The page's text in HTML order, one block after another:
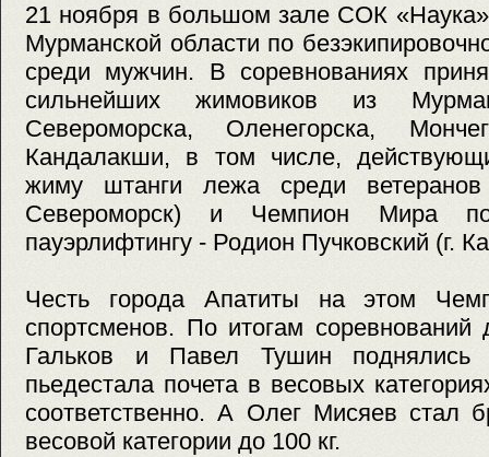
21 ноября в большом зале СОК
Мурманской области по
среди мужчин. В соревнованиях
сильнейших жимовиков из
Североморска, Оленегорска,
Кандалакши, в том числе,
жиму штанги лежа среди
Североморск) и Чемпион Мира по
пауэрлифтингу - Родион Пучковский (г.
Честь города Апатиты на этом
спортсменов. По итогам
Гальков и Павел Тушин
пьедестала почета в весовых
соответственно. А Олег Мисяев стал
весовой категории до 100 кг.